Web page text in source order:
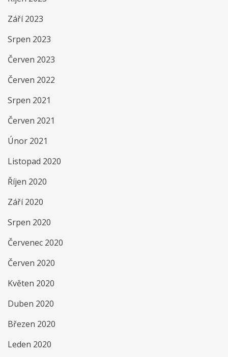
Září 2023
Srpen 2023
Červen 2023
Červen 2022
Srpen 2021
Červen 2021
Únor 2021
Listopad 2020
Říjen 2020
Září 2020
Srpen 2020
Červenec 2020
Červen 2020
Květen 2020
Duben 2020
Březen 2020
Leden 2020